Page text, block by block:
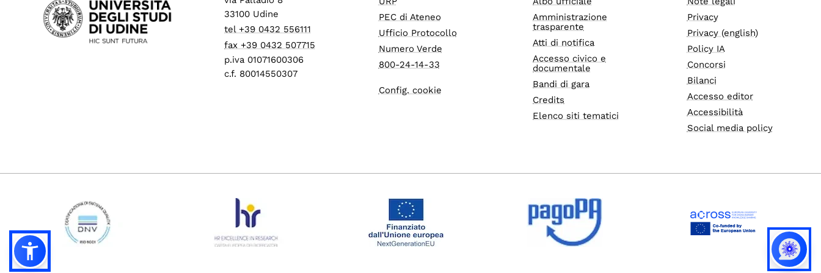
33100 Udine
tel +39 0432 556111
fax +39 0432 507715
p.iva 01071600306
c.f. 80014550307
PEC di Ateneo
Ufficio Protocollo
Numero Verde
800-24-14-33
Config. cookie
Amministrazione
trasparente
Atti di notifica
Accesso civico e
documentale
Bandi di gara
Credits
Elenco siti tematici
Privacy
Privacy (english)
Policy IA
Concorsi
Bilanci
Accesso editor
Accessibilità
Social media policy